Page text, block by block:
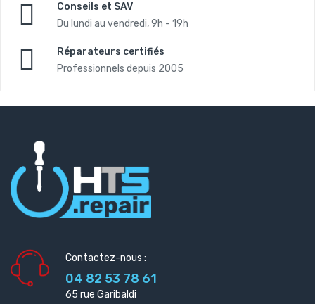
Conseils et SAV
Du lundi au vendredi, 9h - 19h
Réparateurs certifiés
Professionnels depuis 2005
Contactez-nous :
04 82 53 78 61
65 rue Garibaldi